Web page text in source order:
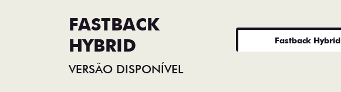
FASTBACK
HYBRID
VERSÃO DISPONÍVEL
Fastback Hybrid